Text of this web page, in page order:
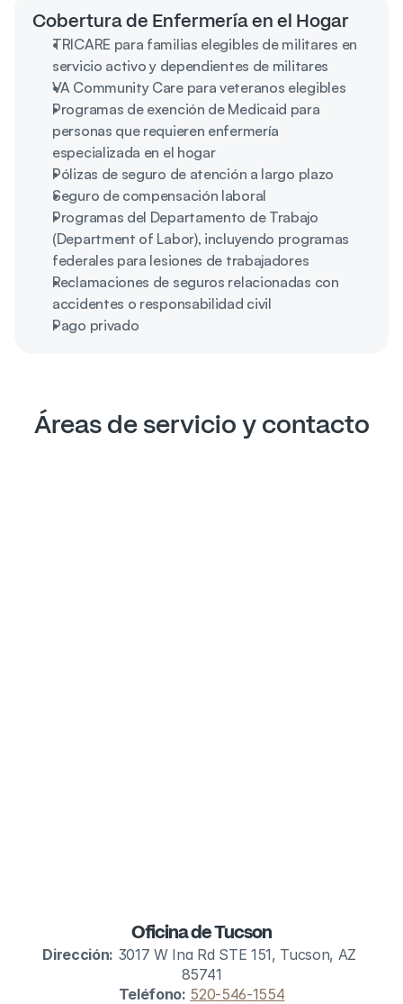
Cobertura de Enfermería en el Hogar
TRICARE para familias elegibles de militares en
servicio activo y dependientes de militares
VA Community Care para veteranos elegibles
Programas de exención de Medicaid para
personas que requieren enfermería
especializada en el hogar
Pólizas de seguro de atención a largo plazo
Seguro de compensación laboral
Programas del Departamento de Trabajo
(Department of Labor), incluyendo programas
federales para lesiones de trabajadores
Reclamaciones de seguros relacionadas con
accidentes o responsabilidad civil
Pago privado
Áreas de servicio y contacto
Oficina de Tucson
Dirección: 3017 W Ina Rd STE 151, Tucson, AZ
85741
Teléfono: 520-546-1554